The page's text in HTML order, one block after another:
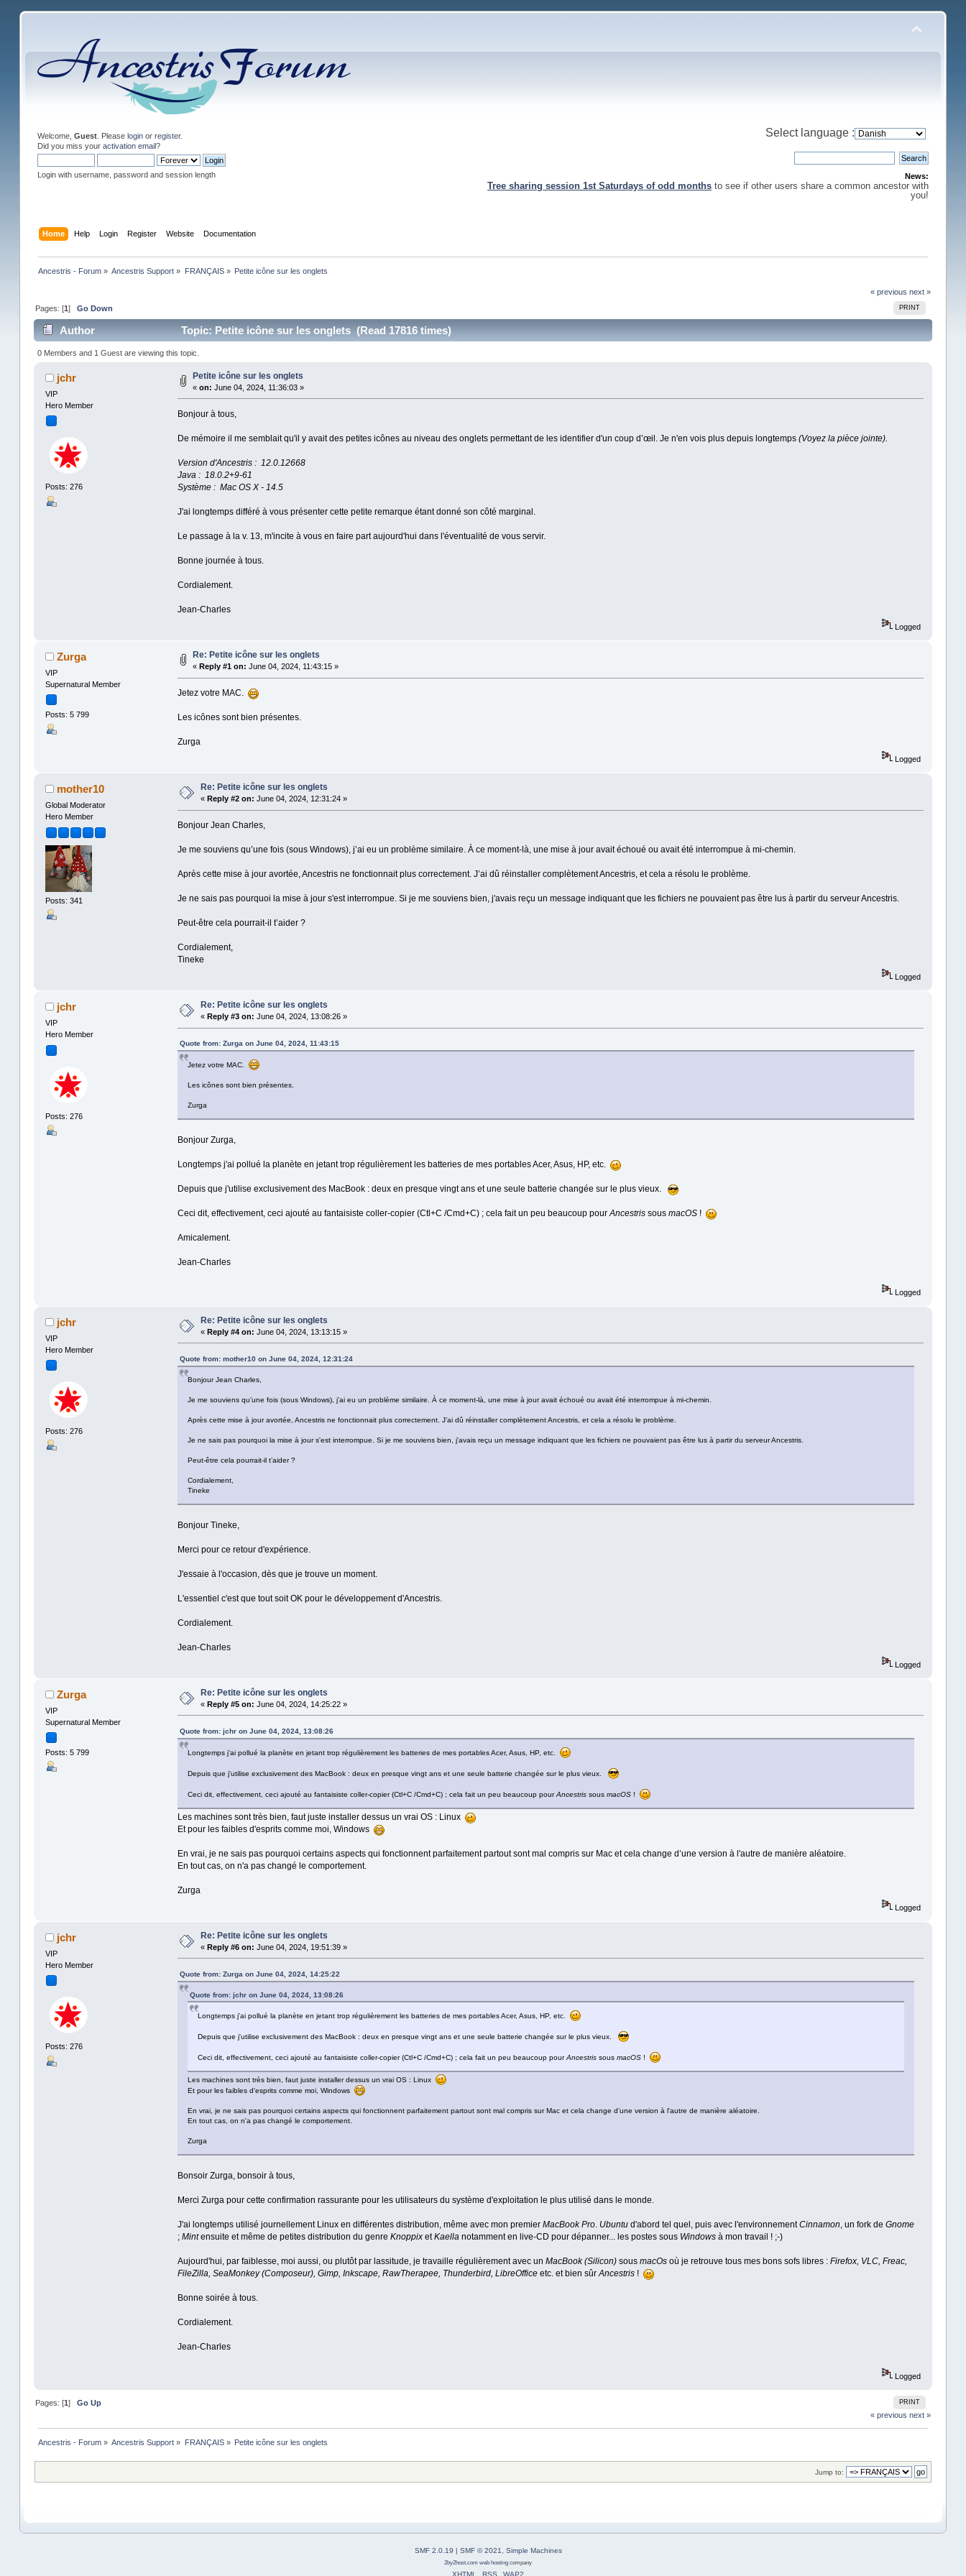
Welcome, Guest. Please loginor register.
Did you miss your activation email?
Login with username, password and session length
Select language :
News:
Tree sharing session 1st Saturdays of odd months to see if other users share a common ancestor with
you!
Home Help Login Register Website Documentation
Ancestris - Forum » Ancestris Support » FRANÇAIS» Petite icône sur les onglets
« previous next »
PRINT
Pages: [1]Go Down
Author Topic: Petite icône sur les onglets (Read 17816 times)
0 Members and 1 Guest are viewing this topic.
jchr
VIP
Hero Member
Posts: 276
Petite icône sur les onglets
« on: June 04, 2024, 11:36:03 »
Bonjour à tous,
De mémoire il me semblait qu'il y avait des petites icônes au niveau des onglets permettant de les identifier d'un coup d’œil. Je n'en vois plus depuis longtemps (Voyez la pièce jointe).
Version d'Ancestris : 12.0.12668
Java : 18.0.2+9-61
Système : Mac OS X - 14.5
J'ai longtemps différé à vous présenter cette petite remarque étant donné son côté marginal.
Le passage à la v. 13, m'incite à vous en faire part aujourd'hui dans l'éventualité de vous servir.
Bonne journée à tous.
Cordialement.
Jean-Charles
Logged
Zurga
VIP
Supernatural Member
Posts: 5 799
Re: Petite icône sur les onglets
« Reply #1 on: June 04, 2024, 11:43:15 »
Jetez votre MAC.
Les icônes sont bien présentes.
Zurga
Logged
mother10
Global Moderator
Hero Member
Posts: 341
Re: Petite icône sur les onglets
« Reply #2 on: June 04, 2024, 12:31:24 »
Bonjour Jean Charles,
Je me souviens qu’une fois (sous Windows), j’ai eu un problème similaire. À ce moment-là, une mise à jour avait échoué ou avait été interrompue à mi-chemin.
Après cette mise à jour avortée, Ancestris ne fonctionnait plus correctement. J’ai dû réinstaller complètement Ancestris, et cela a résolu le problème.
Je ne sais pas pourquoi la mise à jour s'est interrompue. Si je me souviens bien, j'avais reçu un message indiquant que les fichiers ne pouvaient pas être lus à partir du serveur Ancestris.
Peut-être cela pourrait-il t’aider ?
Cordialement,
Tineke
Logged
jchr
VIP
Hero Member
Posts: 276
Re: Petite icône sur les onglets
« Reply #3 on: June 04, 2024, 13:08:26 »
Quote from: Zurga on June 04, 2024, 11:43:15
Jetez votre MAC.
Les icônes sont bien présentes.
Zurga
Bonjour Zurga,
Longtemps j'ai pollué la planète en jetant trop régulièrement les batteries de mes portables Acer, Asus, HP, etc.
Depuis que j'utilise exclusivement des MacBook : deux en presque vingt ans et une seule batterie changée sur le plus vieux.
Ceci dit, effectivement, ceci ajouté au fantaisiste coller-copier (Ctl+C /Cmd+C) ; cela fait un peu beaucoup pourAncestrissous macOS!
Amicalement.
Jean-Charles
Logged
jchr
VIP
Hero Member
Posts: 276
Re: Petite icône sur les onglets
« Reply #4 on: June 04, 2024, 13:13:15 »
Quote from: mother10 on June 04, 2024, 12:31:24
Bonjour Jean Charles,
Je me souviens qu’une fois (sous Windows), j’ai eu un problème similaire. À ce moment-là, une mise à jour avait échoué ou avait été interrompue à mi-chemin.
Après cette mise à jour avortée, Ancestris ne fonctionnait plus correctement. J’ai dû réinstaller complètement Ancestris, et cela a résolu le problème.
Je ne sais pas pourquoi la mise à jour s'est interrompue. Si je me souviens bien, j'avais reçu un message indiquant que les fichiers ne pouvaient pas être lus à partir du serveur Ancestris.
Peut-être cela pourrait-il t’aider ?
Cordialement,
Tineke
Bonjour Tineke,
Merci pour ce retour d'expérience.
J'essaie à l'occasion, dès que je trouve un moment.
L'essentiel c'est que tout soit OK pour le développement d'Ancestris.
Cordialement.
Jean-Charles
Logged
Zurga
VIP
Supernatural Member
Posts: 5 799
Re: Petite icône sur les onglets
« Reply #5 on: June 04, 2024, 14:25:22 »
Quote from: jchr on June 04, 2024, 13:08:26
Longtemps j'ai pollué la planète en jetant trop régulièrement les batteries de mes portables Acer, Asus, HP, etc.
Depuis que j'utilise exclusivement des MacBook : deux en presque vingt ans et une seule batterie changée sur le plus vieux.
Ceci dit, effectivement, ceci ajouté au fantaisiste coller-copier (Ctl+C /Cmd+C) ; cela fait un peu beaucoup pourAncestrissous macOS!
Les machines sont très bien, faut juste installer dessus un vrai OS : Linux
Et pour les faibles d'esprits comme moi, Windows
En vrai, je ne sais pas pourquoi certains aspects qui fonctionnent parfaitement partout sont mal compris sur Mac et cela change d’une version à l'autre de manière aléatoire.
En tout cas, on n'a pas changé le comportement.
Zurga
Logged
jchr
VIP
Hero Member
Posts: 276
Re: Petite icône sur les onglets
« Reply #6 on: June 04, 2024, 19:51:39 »
Quote from: Zurga on June 04, 2024, 14:25:22
Quote from: jchr on June 04, 2024, 13:08:26
Longtemps j'ai pollué la planète en jetant trop régulièrement les batteries de mes portables Acer, Asus, HP, etc.
Depuis que j'utilise exclusivement des MacBook : deux en presque vingt ans et une seule batterie changée sur le plus vieux.
Ceci dit, effectivement, ceci ajouté au fantaisiste coller-copier (Ctl+C /Cmd+C) ; cela fait un peu beaucoup pourAncestrissous macOS!
Les machines sont très bien, faut juste installer dessus un vrai OS : Linux
Et pour les faibles d'esprits comme moi, Windows
En vrai, je ne sais pas pourquoi certains aspects qui fonctionnent parfaitement partout sont mal compris sur Mac et cela change d’une version à l'autre de manière aléatoire.
En tout cas, on n'a pas changé le comportement.
Zurga
Bonsoir Zurga, bonsoir à tous,
Merci Zurga pour cette confirmation rassurante pour les utilisateurs du système d'exploitation le plus utilisé dans le monde.
J'ai longtemps utilisé journellement Linux en différentes distribution, même avec mon premier MacBook Pro. Ubuntud'abord tel quel, puis avec l'environnementCinnamon, un fork de Gnome
; Mintensuite et même de petites distribution du genre KnoppixetKaellanotamment en live-CD pour dépanner... les postes sous Windowsà mon travail ! ;-)
Aujourd'hui, par faiblesse, moi aussi, ou plutôt par lassitude, je travaille régulièrement avec un MacBook (Silicon)sous macOsoù je retrouve tous mes bons sofs libres : Firefox, VLC, Freac,
FileZilla, SeaMonkey (Composeur), Gimp, Inkscape, RawTherapee, Thunderbird, LibreOfficeetc. et bien sûrAncestris!
Bonne soirée à tous.
Cordialement.
Jean-Charles
Logged
PRINT
Pages: [1]Go Up
« previous next »
Ancestris - Forum » Ancestris Support » FRANÇAIS» Petite icône sur les onglets
Jump to:
SMF 2.0.19 | SMF © 2021 Simple Machines
2by2host.com web hosting company
XHTML RSS WAP2